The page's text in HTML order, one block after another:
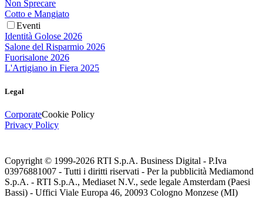
Non Sprecare
Cotto e Mangiato
Eventi
Identità Golose 2026
Salone del Risparmio 2026
Fuorisalone 2026
L'Artigiano in Fiera 2025
Legal
CorporateCookie Policy
Privacy Policy
Copyright © 1999-2026 RTI S.p.A. Business Digital - P.Iva
03976881007 - Tutti i diritti riservati - Per la pubblicità Mediamond
S.p.A. - RTI S.p.A., Mediaset N.V., sede legale Amsterdam (Paesi
Bassi) - Uffici Viale Europa 46, 20093 Cologno Monzese (MI)